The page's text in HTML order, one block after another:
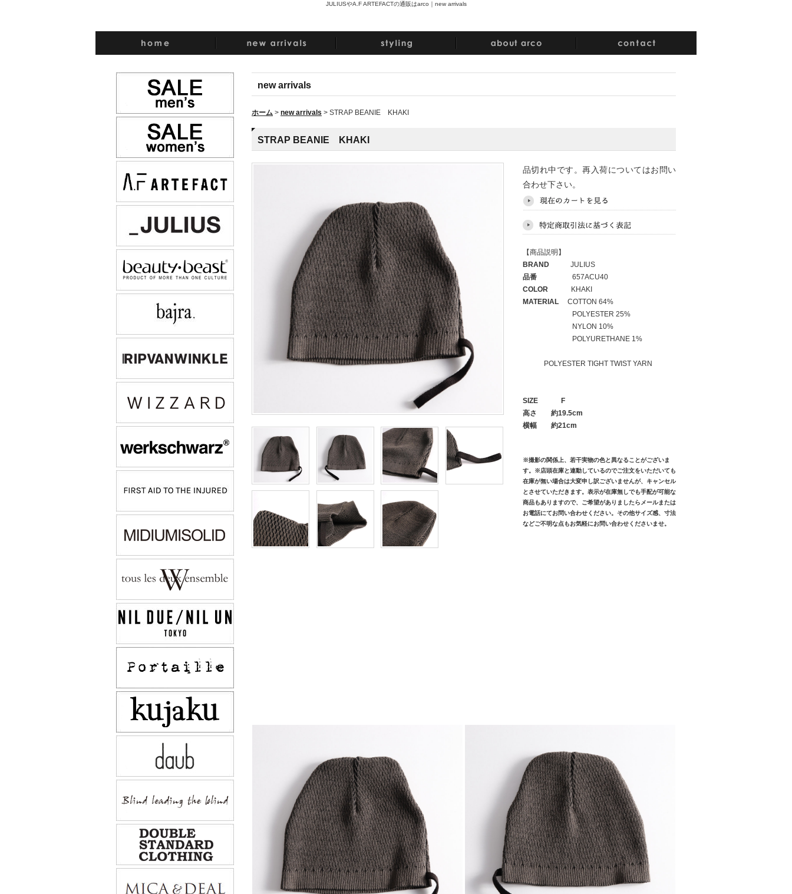
JULIUSやA.F ARTEFACTの通販はarco｜ new arrivals
new arrivals
ホーム > new arrivals > STRAP BEANIE KHAKI
STRAP BEANIE KHAKI
品切れ中です。再入荷についてはお問い
合わせ下さい。
【商品説明】
BRAND JULIUS
品番 657ACU40
COLOR KHAKI
MATERIAL COTTON 64%
POLYESTER 25%
NYLON 10%
POLYURETHANE 1%
POLYESTER TIGHT TWIST YARN
SIZE
F
高さ
約19.5cm
横幅 約21cm
※撮影の関係上、若干実物の色と異なることがございま
す。※店頭在庫と連動しているのでご注文をいただいても
在庫が無い場合は大変申し訳ございませんが、キャンセル
とさせていただきます。表示が在庫無しでも手配が可能な
商品もありますので、ご希望がありましたらメールまたは
お電話にてお問い合わせください。その他サイズ感、寸法
などご不明な点もお気軽にお問い合わせくださいませ。